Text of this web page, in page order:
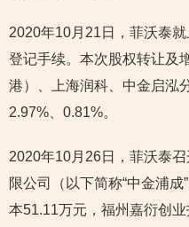
2020年10月21日，菲沃泰
登记手续。本次股权转让及
港）、上海润科、中金启泓
2.97%、0.81%。
2020年10月26日，菲沃泰
限公司（以下简称“中金浦
本51.11万元，福州嘉衍创